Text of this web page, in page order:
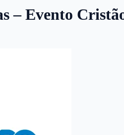
– Evento